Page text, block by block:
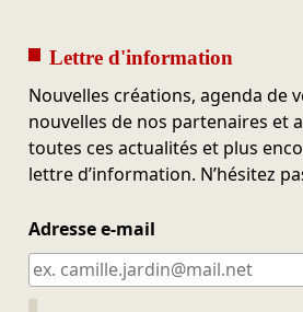
Lettre d'information
Nouvelles créations, agenda de
nouvelles de nos partenaires et
toutes ces actualités et plus
lettre d’information. N’hésitez
Adresse e-mail